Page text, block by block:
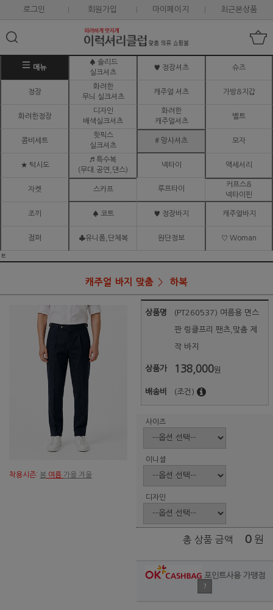
로그인 회원가입 마이페이지 최근본상품
메뉴
♠ 솔리드
실크셔츠
♥ 정장셔츠 슈즈
정장
화려한
무늬 실크셔츠
캐주얼 셔츠 가방&지갑
화려한정장
디자인
배색실크셔츠
화려한
캐주얼셔츠
벨트
콤비세트
핫픽스
실크셔츠
# 망사셔츠 모자
★ 턱시도
♬ 특수복
(무대.공연,댄스)
넥타이 액세서리
자켓 스카프 루프타이
커프스&
넥타이핀
조끼 ♠ 코트 ♥ 정장바지 캐주얼바지
점퍼 ♣유니폼,단체복 원단정보 ♡ Woman
ㅌ
캐주얼 바지 맞춤 하복
착용시즌: 봄 여름 가을 겨울
상품명 (PT260537) 여름용 면스
판 링클프리 팬츠,맞춤 제
작 바지
상품가 138,000원
배송비 (조건)
사이즈
이니셜
디자인
총 상품 금액 0 원
포인트사용 가맹점
?